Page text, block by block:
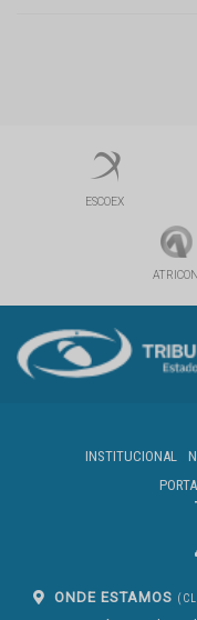
ESCOEX
ATRICON
INSTITUCIONAL
ONDE ESTAMOS